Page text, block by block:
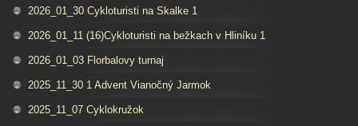
2026_01_30 Cykloturisti na Skalke 1
2026_01_11 (16)Cykloturisti na bežkach v Hliníku 1
2026_01_03 Florbalovy turnaj
2025_11_30 1 Advent Vianočný Jarmok
2025_11_07 Cyklokružok